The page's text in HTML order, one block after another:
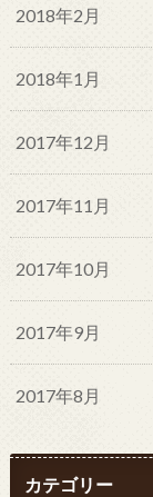
2018年2月
2018年1月
2017年12月
2017年11月
2017年10月
2017年9月
2017年8月
カテゴリー